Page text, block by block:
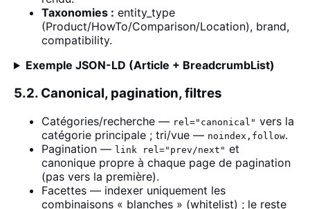
Taxonomies : entity_type
(Product/HowTo/Comparison/Location), brand,
compatibility.
Exemple JSON-LD (Article + BreadcrumbList)
5.2. Canonical, pagination, filtres
Catégories/recherche — rel="canonical" vers la
catégorie principale ; tri/vue — noindex,follow.
Pagination — link rel="prev/next" et
canonique propre à chaque page de pagination
(pas vers la première).
Facettes — indexer uniquement les
combinaisons « blanches » (whitelist) ; le reste